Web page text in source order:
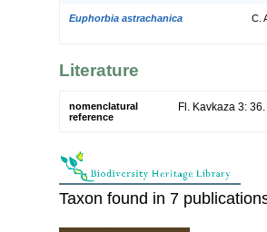
Euphorbia astrachanica C.
Literature
nomenclatural
reference
Fl. Kavkaza 3:
Taxon found in 7